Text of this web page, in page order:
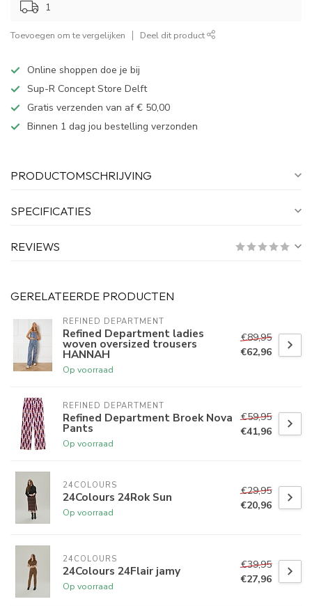
1
Toevoegen om te vergelijken Deel dit product
Online shoppen doe je bij
Sup-R Concept Store Delft
Gratis verzenden van af € 50,00
Binnen 1 dag jou bestelling verzonden
PRODUCTOMSCHRIJVING
SPECIFICATIES
REVIEWS
GERELATEERDE PRODUCTEN
REFINED DEPARTMENT
Refined Department ladies
woven oversized trousers
HANNAH
Op voorraad
€89,95
€62,96
REFINED DEPARTMENT
Refined Department Broek Nova
Pants
Op voorraad
€59,95
€41,96
24COLOURS
24Colours 24Rok Sun
Op voorraad
€29,95
€20,96
24COLOURS
24Colours 24Flair jamy
Op voorraad
€39,95
€27,96